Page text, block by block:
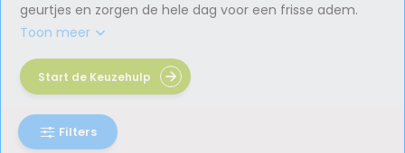
geurtjes en zorgen de hele dag voor een frisse adem.
Toon meer
Filters
Start de Keuzehulp